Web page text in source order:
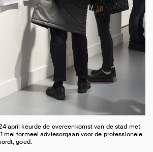
april keurde de overeenkomst van de stad met
mei formeel adviesorgaan voor de professionele
goed.